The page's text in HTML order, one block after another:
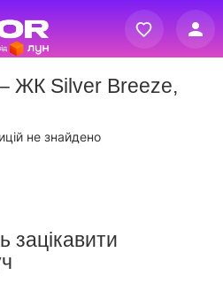
Реєстрація
Вхід
ЖК Silver Breeze,
не знайдено
зацікавити